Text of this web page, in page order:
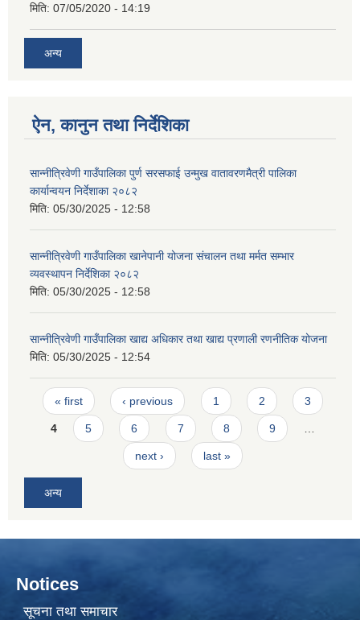
मिति: 07/05/2020 - 14:19
अन्य
ऐन, कानुन तथा निर्देशिका
सान्नीत्रिवेणी गाउँपालिका पुर्ण सरसफाई उन्मुख वातावरणमैत्री पालिका
कार्यान्वयन निर्देशाका २०८२
मिति: 05/30/2025 - 12:58
सान्नीत्रिवेणी गाउँपालिका खानेपानी योजना संचालन तथा मर्मत सम्भार
व्यवस्थापन निर्देशिका २०८२
मिति: 05/30/2025 - 12:58
सान्नीत्रिवेणी गाउँपालिका खाद्य अधिकार तथा खाद्य प्रणाली रणनीतिक योजना
मिति: 05/30/2025 - 12:54
Pages
« first ‹ previous 1 2 3
4 5 6 7 8 9
next › last »
अन्य
Notices
सूचना तथा समाचार